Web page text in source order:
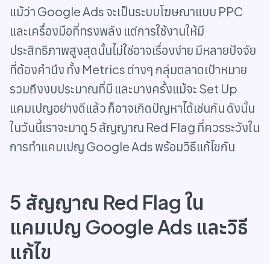
แม้ว่า Google Ads จะเป็นระบบโฆษณาแบบ PPC
และเครื่องมือที่ทรงพลัง แต่การใช้งานให้มี
ประสิทธิภาพสูงสุดนั้นไม่ใช่อาจเรื่องง่าย มีหลายปัจจัย
ที่ต้องคำนึง ทั้ง Metrics ต่างๆ กลุ่มตลาดเป้าหมาย
รวมถึงงบประมาณที่มี และบางครั้งแม้จะ Set Up
แคมเปญอย่างดีแล้ว ก็อาจเกิดปัญหาได้เช่นกัน ดังนั้น
ในวันนี้เราจะมาดู 5 สัญญาณ Red Flag ที่ควรระวังใน
การทำแคมเปญ Google Ads พร้อมวิธีแก้ไขกัน
5 สัญญาณ Red Flag ใน
แคมเปญ Google Ads และวิธี
แก้ไข